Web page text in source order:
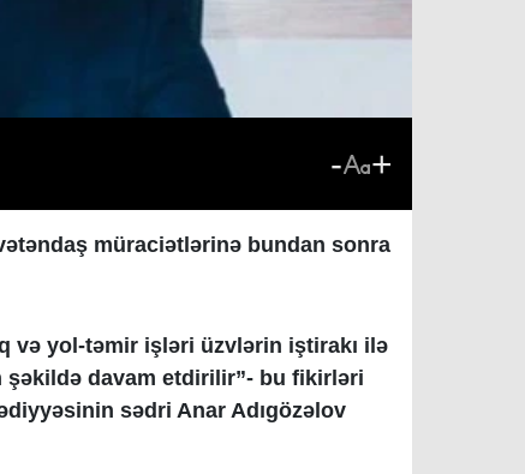
- +
müraciətlərinə bundan sonra
və yol-təmir işləri üzvlərin iştirakı ilə
davam etdirilir”- bu fikirləri
sədri Anar Adıgözəlov